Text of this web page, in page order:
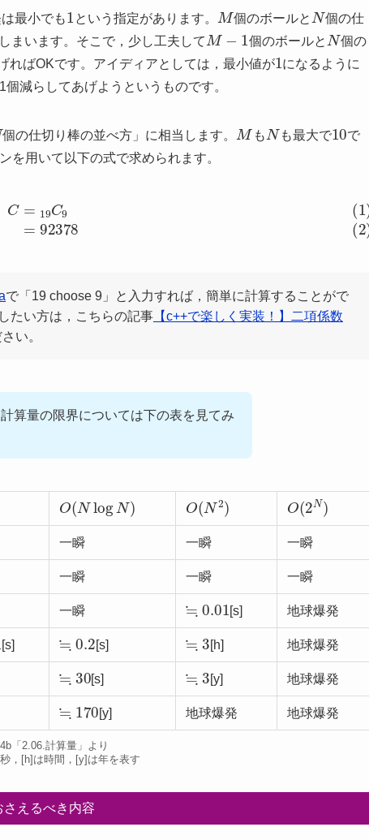
は最小でも
1
という指定があります。
M
個のボールと
N
個の仕
まいます。そこで，少し工夫して
M−
個のボールと
N
個の
ればOKです。アイディアとしては，最小値が
1
になるように
減らしてあげようというものです。
個の仕切り棒の並べ方」に相当します。
M
も
N
も最大で
10
で
を用いて以下の式で求められます。
19 (2)
で「19 choose 9」と入力すれば，簡単に計算することがで
たい方は，こちらの記事 【c++で楽しく実装！】二項係数
い。
算量の限界については下の表を見てみ
O (Nlog N) O (N2) O (2
N )
一瞬 一瞬 一瞬
一瞬 一瞬 一瞬
一瞬
≒ 0.01
[s] 地球爆発
[s]
≒ 0.2
[s]
≒ 3
[h] 地球爆発
≒ 30
[s]
≒ 3
[y] 地球爆発
≒ 170
[y] 地球爆発 地球爆発
「2.06.計算量」より
，[h]は時間，[y]は年を表す
さえるべき内容